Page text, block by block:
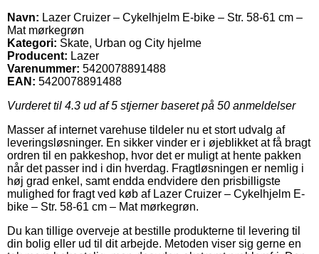
Navn: Lazer Cruizer – Cykelhjelm E-bike – Str. 58-61 cm –
Mat mørkegrøn
Kategori: Skate, Urban og City hjelme
Producent: Lazer
Varenummer: 5420078891488
EAN: 5420078891488
Vurderet til 4.3 ud af 5 stjerner baseret på 50 anmeldelser
Masser af internet varehuse tildeler nu et stort udvalg af
leveringsløsninger. En sikker vinder er i øjeblikket at få bragt
ordren til en pakkeshop, hvor det er muligt at hente pakken
når det passer ind i din hverdag. Fragtløsningen er nemlig i
høj grad enkel, samt endda endvidere den prisbilligste
mulighed for fragt ved køb af Lazer Cruizer – Cykelhjelm E-
bike – Str. 58-61 cm – Mat mørkegrøn.
Du kan tillige overveje at bestille produkterne til levering til
din bolig eller ud til dit arbejde. Metoden viser sig gerne en